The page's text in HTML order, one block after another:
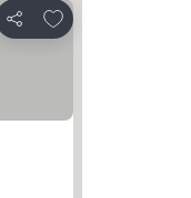
Teilen
Zu Favoriten